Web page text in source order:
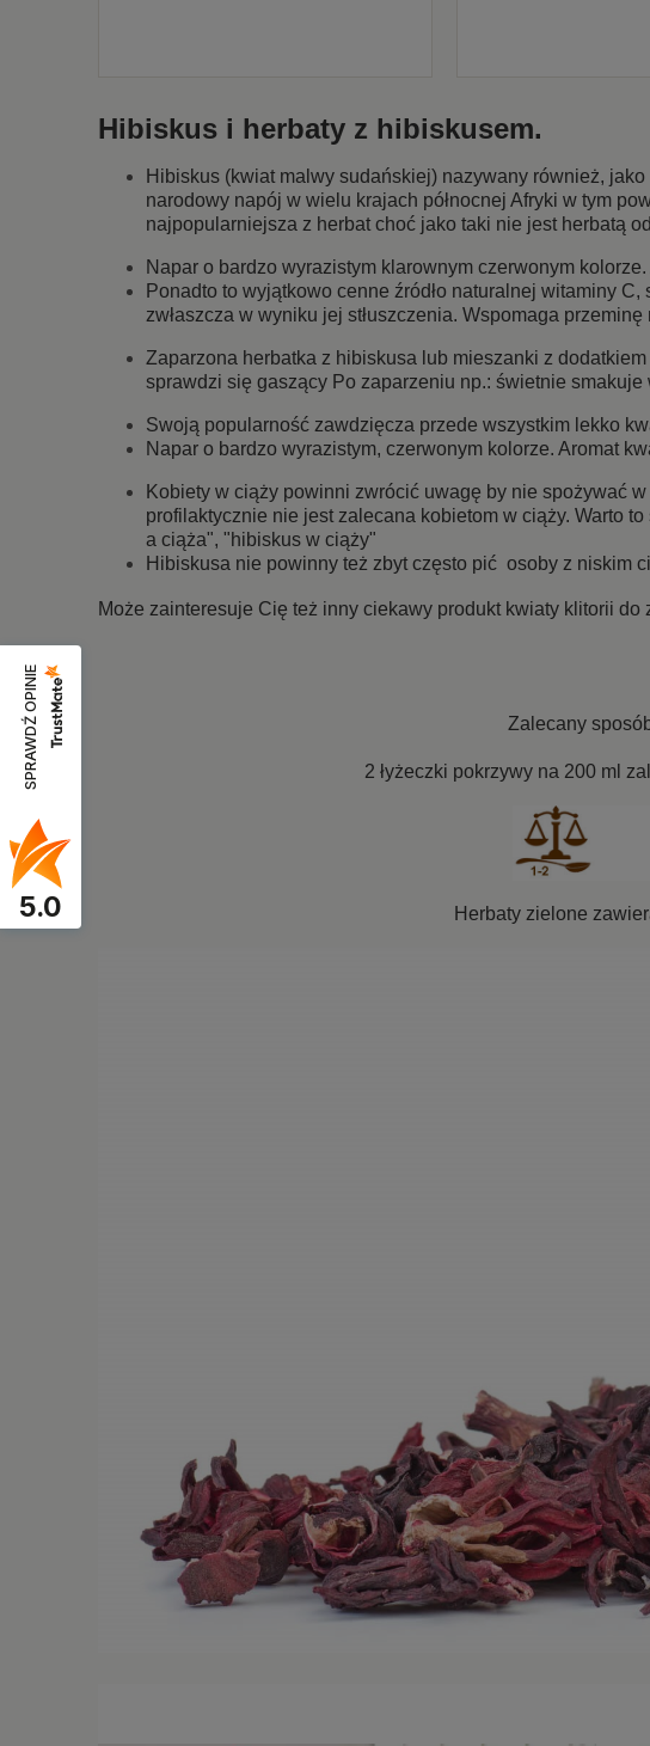
Hibiskus i herbaty z hibiskusem.
Hibiskus (kwiat malwy sudańskiej) nazywany również, jako
narodowy napój w wielu krajach północnej Afryki w tym
najpopularniejsza z herbat choć jako taki nie jest herbatą
Napar o bardzo wyrazistym klarownym czerwonym
Ponadto to wyjątkowo cenne źródło naturalnej witaminy
zwłaszcza w wyniku jej stłuszczenia. Wspomaga
Zaparzona herbatka z hibiskusa lub mieszanki z
sprawdzi się gaszący Po zaparzeniu np.: świetnie
Swoją popularność zawdzięcza przede wszystkim lekko
Napar o bardzo wyrazistym, czerwonym kolorze. Aromat
Kobiety w ciąży powinni zwrócić uwagę by nie spożywać
profilaktycznie nie jest zalecana kobietom w ciąży. Warto
a ciąża", "hibiskus w ciąży"
Hibiskusa nie powinny też zbyt często pić osoby z niskim
Może zainteresuje Cię też inny ciekawy produkt kwiaty klitorii
Zalecany
2 łyżeczki pokrzywy na 200 ml
Herbaty zielone
SPRAWDŹ OPINIE
5.0